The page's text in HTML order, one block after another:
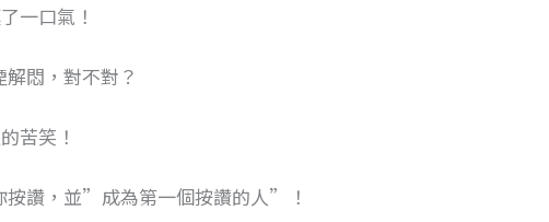
一口氣！
悶，對不對？
苦笑！
按讚，並”成為第一個按讚的人”！